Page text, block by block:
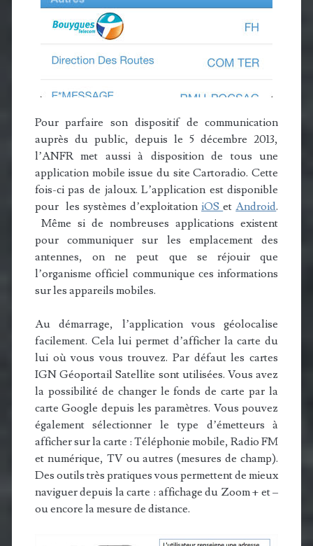
Pour parfaire son dispositif de communication
auprès du public, depuis le 5 décembre 2013,
l’ANFR met aussi à disposition de tous une
application mobile issue du site Cartoradio. Cette
fois-ci pas de jaloux. L’application est disponible
pour les systèmes d’exploitationiOSetAndroid.
Même si de nombreuses applications existent
pour communiquer sur les emplacement des
antennes, on ne peut que se réjouir que
l’organisme officiel communique ces informations
sur les appareils mobiles.
Au démarrage, l’application vous géolocalise
facilement. Cela lui permet d’afficher la carte du
lui où vous vous trouvez. Par défaut les cartes
IGN Géoportail Satellite sont utilisées. Vous avez
la possibilité de changer le fonds de carte par la
carte Google depuis les paramètres. Vous pouvez
également sélectionner le type d’émetteurs à
afficher sur la carte : Téléphonie mobile, Radio FM
et numérique, TV ou autres (mesures de champ).
Des outils très pratiques vous permettent de mieux
naviguer depuis la carte : affichage du Zoom + et –
ou encore la mesure de distance.